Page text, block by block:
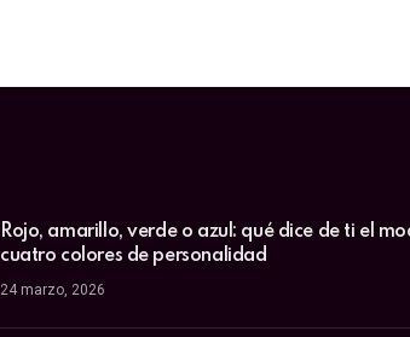
Rojo, amarillo, verde o azul: qué dice de ti el
cuatro colores de personalidad
24 marzo, 2026